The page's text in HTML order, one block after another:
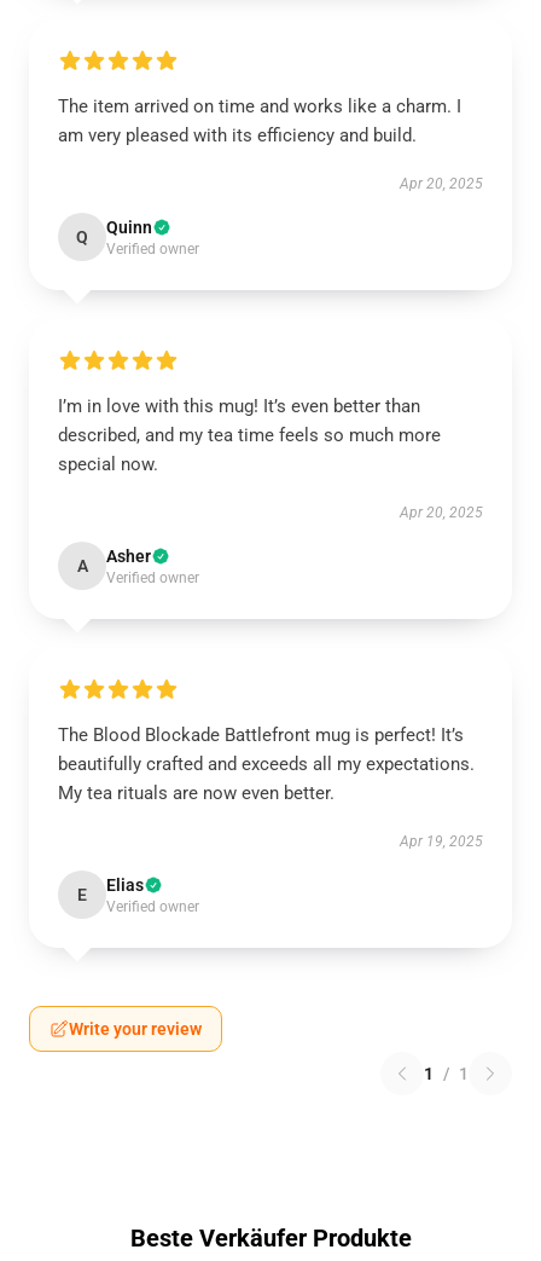
The item arrived on time and works like a charm. I
am very pleased with its efficiency and build.
Apr 20, 2025
Q Quinn
Verified owner
I’m in love with this mug! It’s even better than
described, and my tea time feels so much more
special now.
Apr 20, 2025
A Asher
Verified owner
The Blood Blockade Battlefront mug is perfect! It’s
beautifully crafted and exceeds all my expectations.
My tea rituals are now even better.
Apr 19, 2025
E Elias
Verified owner
Write your review
1 / 1
Beste Verkäufer Produkte